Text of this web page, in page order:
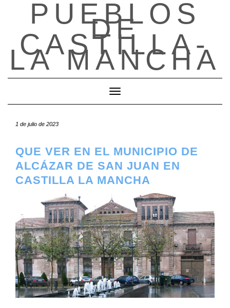
PUEBLOS
DE
CASTILLA-
LA MANCHA
Cambiar modo de navegación
1 de julio de 2023
QUE VER EN EL MUNICIPIO DE
ALCÁZAR DE SAN JUAN EN
CASTILLA LA MANCHA